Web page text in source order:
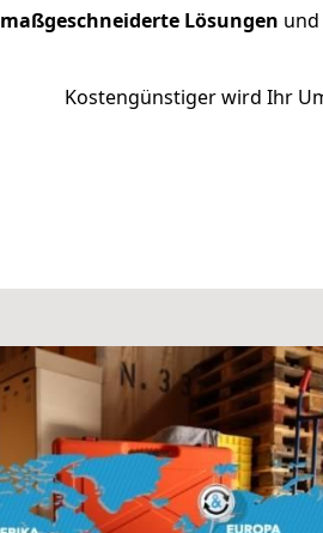
maßgeschneiderte Lösungen
Kostengünstiger wird Ihr